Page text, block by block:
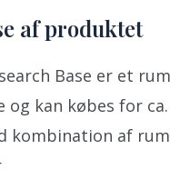
af produktet
Base er et
og kan købes for
kombination af